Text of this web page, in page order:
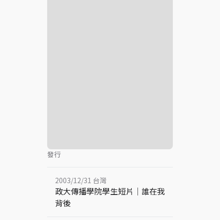
發行
2003/12/31 台灣
政大傳播學院學生短片｜誰在我
背後